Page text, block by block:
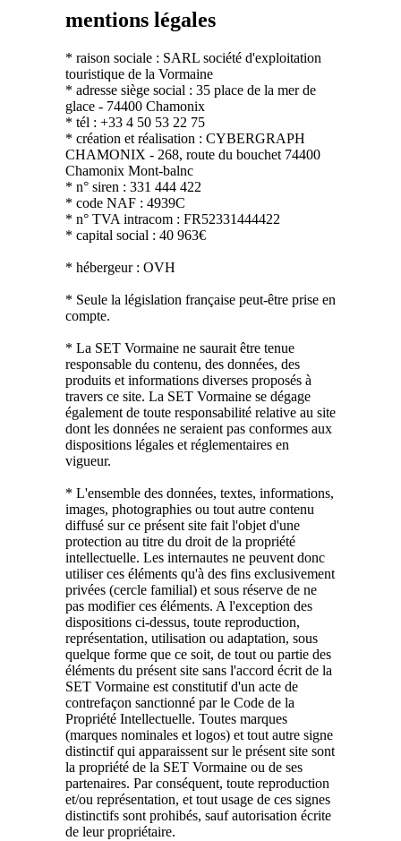
mentions légales
* raison sociale : SARL société d'exploitation
touristique de la Vormaine
* adresse siège social : 35 place de la mer de
glace - 74400 Chamonix
* tél : +33 4 50 53 22 75
* création et réalisation : CYBERGRAPH
CHAMONIX - 268, route du bouchet 74400
Chamonix Mont-balnc
* n° siren : 331 444 422
* code NAF : 4939C
* n° TVA intracom : FR52331444422
* capital social : 40 963€
* hébergeur : OVH
* Seule la législation française peut-être prise en
compte.
* La SET Vormaine ne saurait être tenue
responsable du contenu, des données, des
produits et informations diverses proposés à
travers ce site. La SET Vormaine se dégage
également de toute responsabilité relative au site
dont les données ne seraient pas conformes aux
dispositions légales et réglementaires en
vigueur.
* L'ensemble des données, textes, informations,
images, photographies ou tout autre contenu
diffusé sur ce présent site fait l'objet d'une
protection au titre du droit de la propriété
intellectuelle. Les internautes ne peuvent donc
utiliser ces éléments qu'à des fins exclusivement
privées (cercle familial) et sous réserve de ne
pas modifier ces éléments. A l'exception des
dispositions ci-dessus, toute reproduction,
représentation, utilisation ou adaptation, sous
quelque forme que ce soit, de tout ou partie des
éléments du présent site sans l'accord écrit de la
SET Vormaine est constitutif d'un acte de
contrefaçon sanctionné par le Code de la
Propriété Intellectuelle. Toutes marques
(marques nominales et logos) et tout autre signe
distinctif qui apparaissent sur le présent site sont
la propriété de la SET Vormaine ou de ses
partenaires. Par conséquent, toute reproduction
et/ou représentation, et tout usage de ces signes
distinctifs sont prohibés, sauf autorisation écrite
de leur propriétaire.